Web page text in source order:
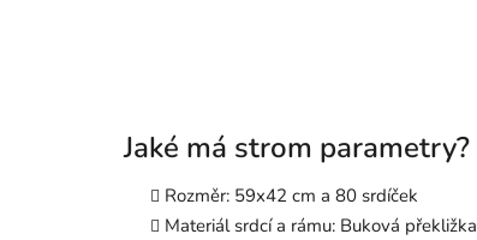
Jaké má strom parametry?
Rozměr: 59x42 cm a 80 srdíček
Materiál srdcí a rámu: Buková překližka